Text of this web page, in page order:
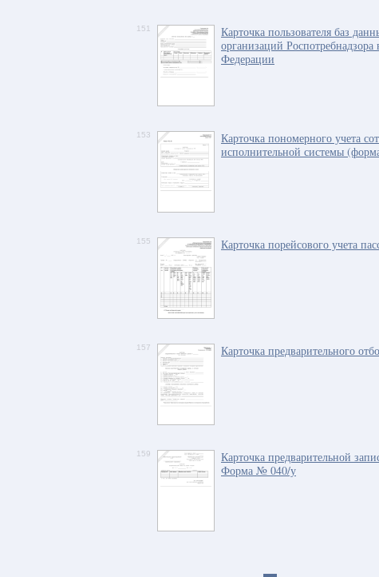
151
Карточка пользователя баз
организаций Роспотребнадзора
Федерации
153
Карточка пономерного учета
исполнительной системы
155 Карточка порейсового учета
157 Карточка предварительного
159
Карточка предварительной
Форма № 040/у